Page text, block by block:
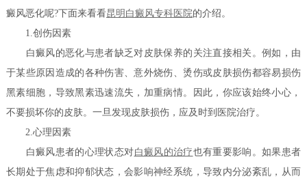
癜风恶化呢?下面来看看昆明白癜风专科医院的介绍。
1.创伤因素
白癜风的恶化与患者缺乏对皮肤保养的关注直接相关。例如，由
于某些原因造成的各种伤害、意外烧伤、烫伤或皮肤损伤都容易损伤
黑素细胞，导致黑素迅速流失，加重病情。因此，你应该始终小心，
不要损坏你的皮肤。一旦发现皮肤损伤，应及时到医院治疗。
2.心理因素
白癜风患者的心理状态对白癜风的治疗也有重要影响。如果患者
长期处于焦虑和抑郁状态，会影响神经系统，导致内分泌紊乱，从而